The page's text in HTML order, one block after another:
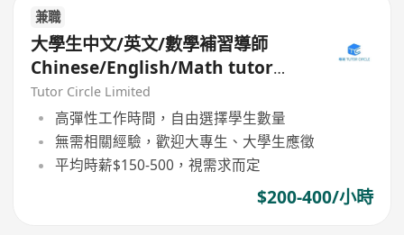
兼職
大學生中文/英文/數學補習導師
Chinese/English/Math tutor
(Part Time/Freelancer)
Tutor Circle Limited
高彈性工作時間，自由選擇學生數量
無需相關經驗，歡迎大專生、大學生應徵
平均時薪$150-500，視需求而定
$200-400/小時